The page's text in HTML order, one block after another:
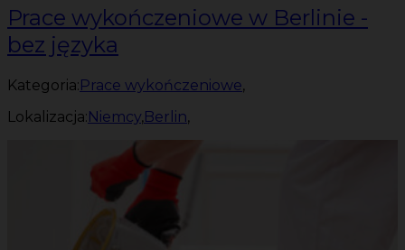
Prace wykończeniowe w Berlinie -
bez języka
Kategoria: Prace wykończeniowe,
Lokalizacja: Niemcy,Berlin,